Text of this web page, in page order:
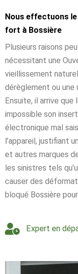
Nous effectuons
fort à Bossière
Plusieurs raisons
nécessitant une
vieillissement
dérèglement ou une
Ensuite, il arrive
impossible son
électronique mal
l’appareil, justifiant
et autres marques
les sinistres tels
causer des
bloqué Bossière
Expert en